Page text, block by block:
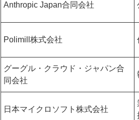
Anthropic Japan合同会社
Polimill株式会社
グーグル・クラウド・ジャパン合
同会社
日本マイクロソフト株式会社